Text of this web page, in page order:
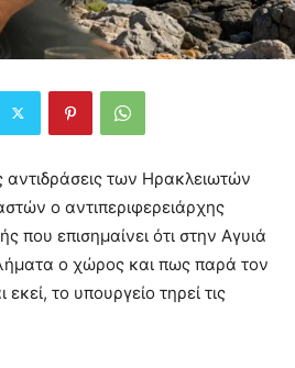
αντιδράσεις των Ηρακλειωτών
ο αντιπεριφερειάρχης
που επισημαίνει ότι στην Αγυιά
ο χώρος και πως παρά τον
το υπουργείο τηρεί τις